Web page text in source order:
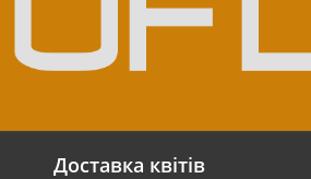
Доставка квітів